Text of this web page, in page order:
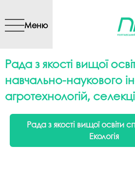
вмісту
Меню
Рада з якості вищої
навчально-наукового
агротехнологій,
Рада з якості вищої освіти
Екологія